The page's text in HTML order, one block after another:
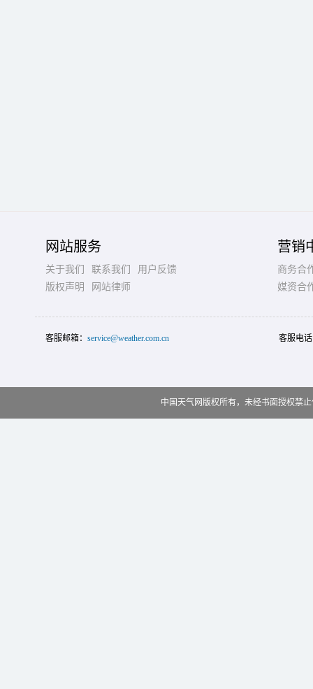
网站服务
关于我们 联系我们
用户反馈
版权声明
网站律师
营销
商务合
媒资合
客服邮箱： service@weather.com.cn 客服电
中国天气网版权所有，未经书面授权